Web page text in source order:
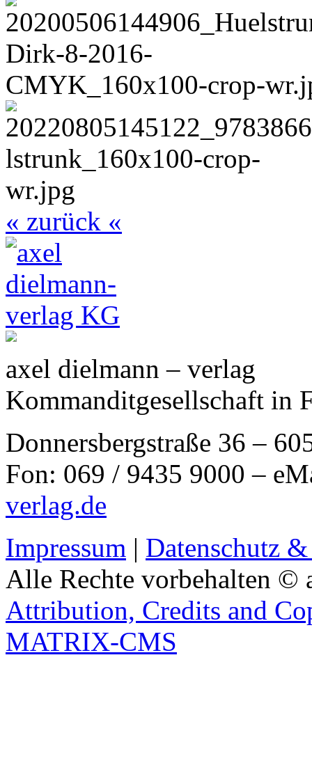
« zurück «
axel dielmann – verlag
Kommanditgesellschaft in
Donnersbergstraße 36 –
Fon: 069 / 9435 9000 –
verlag.de
Impressum | Datenschutz
Alle Rechte vorbehalten ©
Attribution, Credits and
MATRIX-CMS